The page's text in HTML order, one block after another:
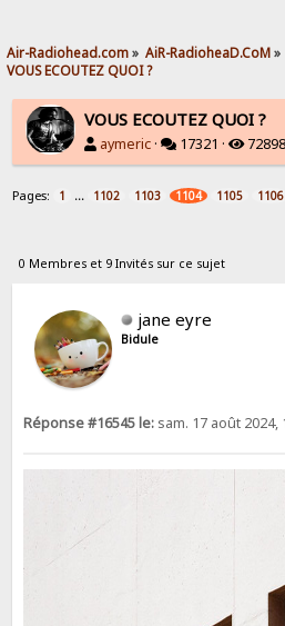
Air-Radiohead.com» AiR-RadioheaD.CoM»
VOUS ECOUTEZ QUOI ?
VOUS ECOUTEZ QUOI ?
aymeric · 17321 ·
Pages: 1 ... 1102 1103 1104 1105 1106
0 Membres et 9 Invités sur ce sujet
jane eyre
Bidule
Réponse #16545 le: sam. 17 août 2024,